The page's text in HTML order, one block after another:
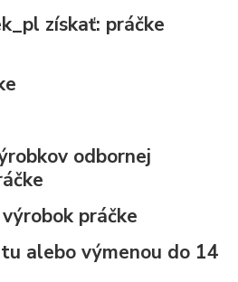
získať: práčke
odbornej
práčke
alebo výmenou do 14